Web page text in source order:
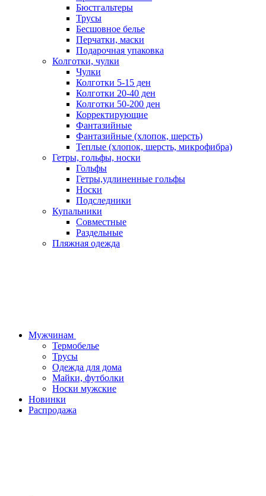
Бюстгальтеры
Трусы
Бесшовное белье
Перчатки, маски
Подарочная упаковка
Колготки, чулки
Чулки
Колготки 5-15 ден
Колготки 20-40 ден
Колготки 50-200 ден
Корректирующие
Фантазийные
Фантазийные (хлопок, шерсть)
Теплые (хлопок, шерсть, микрофибра)
Гетры, гольфы, носки
Гольфы
Гетры,удлиненные гольфы
Носки
Подследники
Купальники
Совместные
Раздельные
Пляжная одежда
Мужчинам
Термобелье
Трусы
Одежда для дома
Майки, футболки
Носки мужские
Новинки
Распродажа